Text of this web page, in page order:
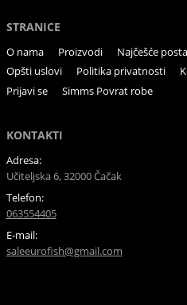
STRANICE
O nama Proizvodi Najčešće
Opšti uslovi
Politika privatnosti
Prijavi se
Simms Povrat robe
KONTAKTI
Adresa:
Učiteljska 6, 32000 Čačak
Telefon:
063554405
E-mail:
saleeurofish@gmail.com